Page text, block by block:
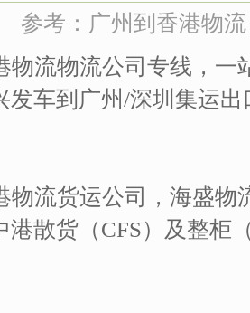
参考：广州到香港物
物流物流公司专线，一
发车到广州/深圳集运
物流货运公司，海盛物
港散货（CFS）及整柜